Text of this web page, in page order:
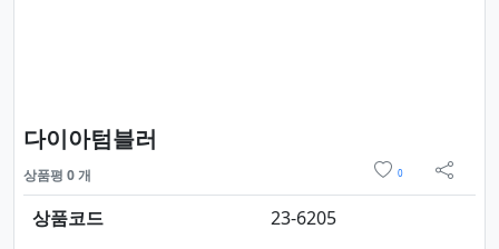
다이아텀블러
상품평 0 개 0
sns 공
상품코드
23-6205